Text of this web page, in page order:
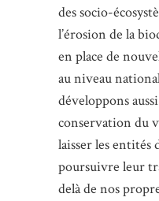
des socio-
l’érosion de la
en place de
au niveau
développons
conservation du
laisser les entités
poursuivre leur
delà de nos